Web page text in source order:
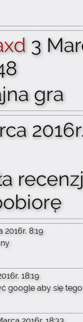
3
gra
2016r. 8:19
18:19
google aby się